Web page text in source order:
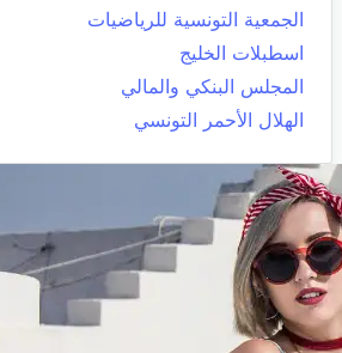
الجمعية التونسية للرياضيات
اسطبلات الخليج
المجلس البنكي والمالي
الهلال الأحمر التونسي